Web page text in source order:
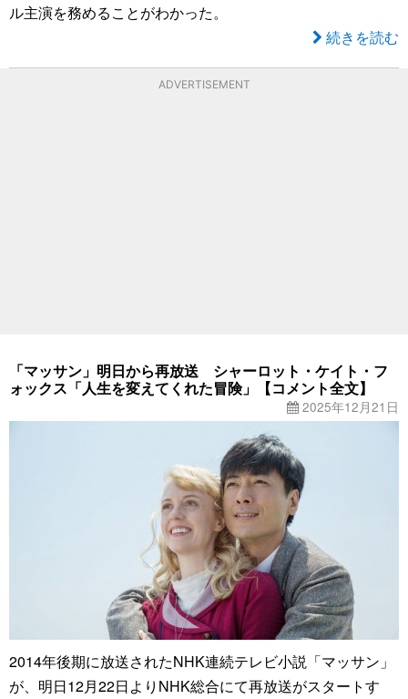
ル主演を務めることがわかった。
続きを読む
ADVERTISEMENT
「マッサン」明日から再放送 シャーロット・ケイト・フ
ォックス「人生を変えてくれた冒険」【コメント全文】
2025年12月21日
2014年後期に放送されたNHK連続テレビ小説「マッサン」
が、明日12月22日よりNHK総合にて再放送がスタートす